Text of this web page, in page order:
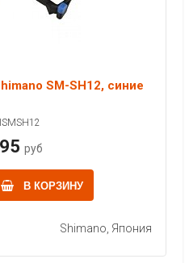
SM-SH12, синие
руб
В КОРЗИНУ
Shimano, Япония